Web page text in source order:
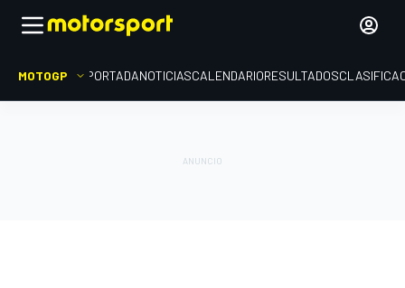
MOTOGP PORTADANOTICIASCALENDARIORESULTADOS